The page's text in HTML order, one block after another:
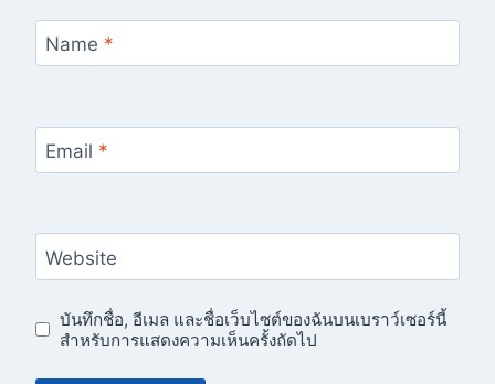
Name *
Email *
Website
บันทึกชื่อ, อีเมล และชื่อเว็บไซต์ของฉันบนเบราว์เซอร์นี้
สำหรับการแสดงความเห็นครั้งถัดไป